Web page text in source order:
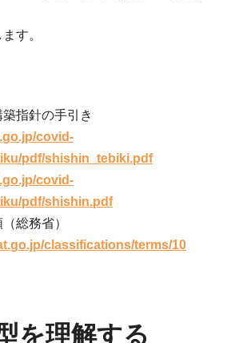
す。
指針の手引き
covid-
pdf/shishin_tebiki.pdf
covid-
pdf/shishin.pdf
総務省）
classifications/terms/10
を理解する